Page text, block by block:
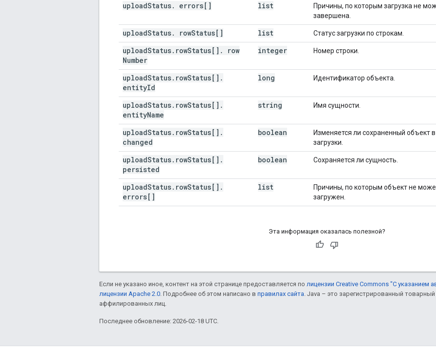
uploadStatus. errors[] list
Причины, по которым загрузка не
завершена.
uploadStatus. rowStatus[] list Статус загрузки по строкам.
uploadStatus. rowStatus[] .
row
Number
integer Номер строки.
uploadStatus. rowStatus[] .
entityId
long Идентификатор объекта.
uploadStatus. rowStatus[] .
entityName
string Имя сущности.
uploadStatus. rowStatus[] .
changed
boolean
Изменяется ли сохраненный объект в
загрузки.
uploadStatus. rowStatus[] .
persisted
boolean Сохраняется ли сущность.
uploadStatus. rowStatus[] .
errors[]
list
Причины, по которым объект не
загружен.
Эта информация оказалась полезной?
Если не указано иное, контент на этой странице предоставляется по лицензии Creative Commons "С указанием
лицензии Apache 2.0 . Подробнее об этом написано в правилах сайта . Java – это зарегистрированный товарный
аффилированных лиц.
Последнее обновление: 2026-02-18 UTC.